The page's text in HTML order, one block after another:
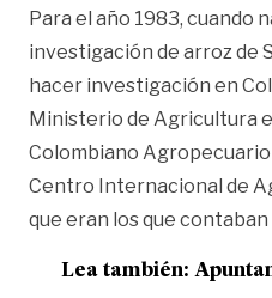
Para el año 1983, cuando
investigación de arroz de
hacer investigación en
Ministerio de Agricultura
Colombiano Agropecuario
Centro Internacional de
que eran los que
Lea también: